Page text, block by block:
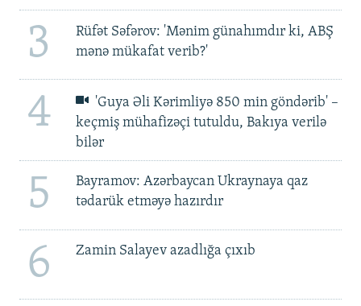
3
Rüfət Səfərov: 'Mənim günahımdır ki, ABŞ
mənə mükafat verib?'
4
'Guya Əli Kərimliyə 850 min göndərib' –
keçmiş mühafizəçi tutuldu, Bakıya verilə
bilər
5
Bayramov: Azərbaycan Ukraynaya qaz
tədarük etməyə hazırdır
6 Zamin Salayev azadlığa çıxıb